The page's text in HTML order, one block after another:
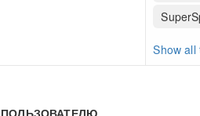
Show all
ПОЛЬЗОВАТЕЛЮ